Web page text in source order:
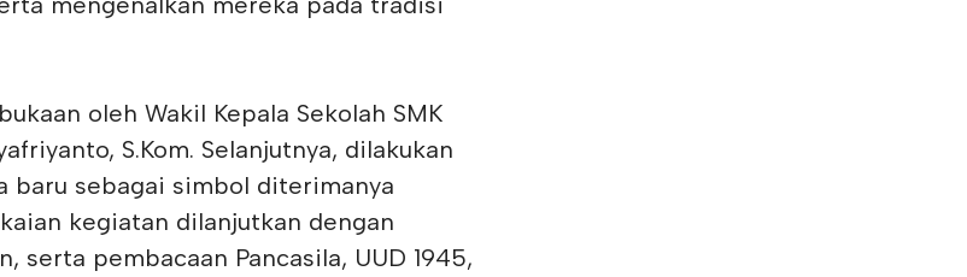
oleh Wakil Kepala Sekolah SMK
S.Kom. Selanjutnya, dilakukan
baru sebagai simbol diterimanya
kegiatan dilanjutkan dengan
serta pembacaan Pancasila, UUD 1945,